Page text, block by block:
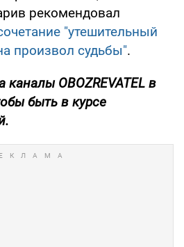
рекомендовал
"утешительный
произвол судьбы".
OBOZREVATEL в
быть в курсе